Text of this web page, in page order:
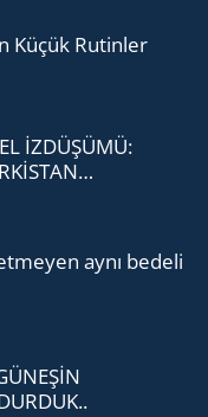
Küçük Ru­tin­ler
İZDÜŞÜMÜ:
MİRASI
aynı be­de­li